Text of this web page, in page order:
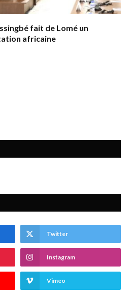
fait de Lomé un
africaine
Twitter
Instagram
Vimeo